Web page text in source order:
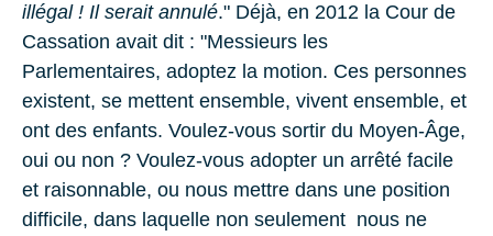
illégal ! Il serait annulé." Déjà, en 2012 la Cour de
Cassation avait dit : "Messieurs les
Parlementaires, adoptez la motion. Ces personnes
existent, se mettent ensemble, vivent ensemble, et
ont des enfants. Voulez-vous sortir du Moyen-Âge,
oui ou non ? Voulez-vous adopter un arrêté facile
et raisonnable, ou nous mettre dans une position
difficile, dans laquelle non seulement nous ne